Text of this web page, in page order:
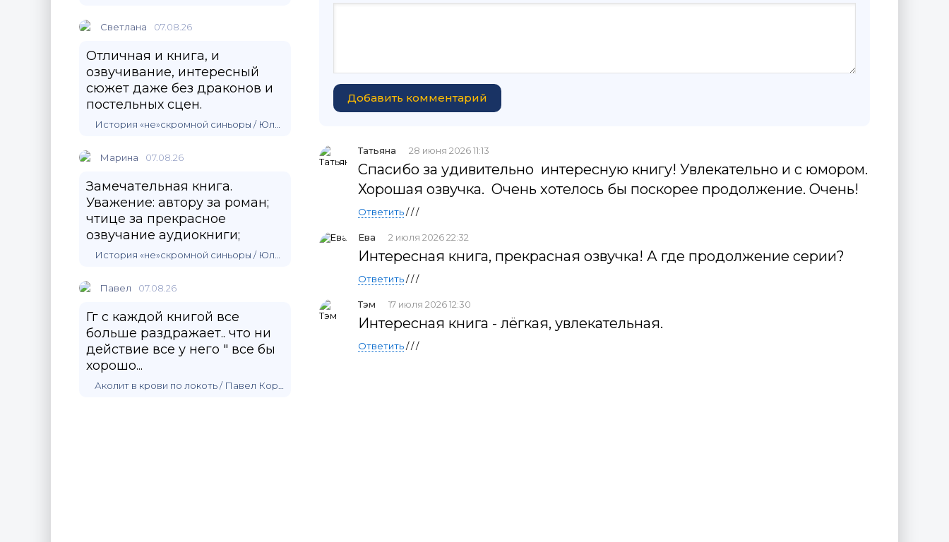
Светлана 07.08.26
Отличная и книга, и
озвучивание, интересный
сюжет даже без драконов и
постельных сцен.
Марина 07.08.26
Замечательная книга.
Уважение: автору за роман;
чтице за прекрасное
озвучание аудиокниги;
Павел 07.08.26
Гг с каждой книгой все
больше раздражает.. что ни
действие все у него " все бы
хорошо...
Добавить комментарий
Татьяна 28 июня 2026 11:13
Спасибо за удивительно интересную книгу! Увлекательно и с юмором.
Хорошая озвучка. Очень хотелось бы поскорее продолжение. Очень!
Ответить/ / /
Ева 2 июля 2026 22:32
Интересная книга, прекрасная озвучка! А где продолжение серии?
Ответить/ / /
Тэм 17 июля 2026 12:30
Интересная книга - лёгкая, увлекательная.
Ответить/ / /